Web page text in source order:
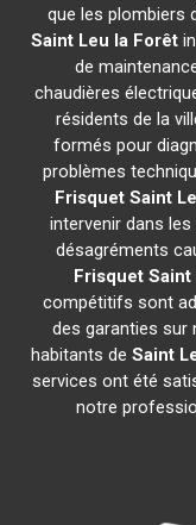
que les plombiers
Saint Leu la Forêt
de
chaudières
résidents de la
formés pour
problèmes
Frisquet Saint
intervenir dans
désagréments
Frisquet Saint
compétitifs sont
des garanties sur
habitants deSaint
services ont été
notre